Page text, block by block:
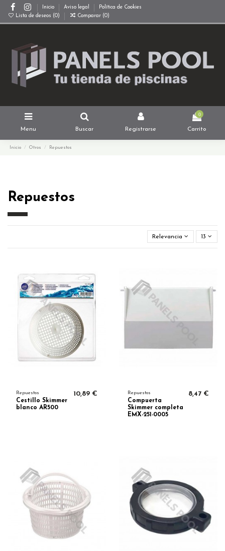
Inicio Aviso legal
Política de Cookies
Lista de deseos (0) Comparar (0)
Menu Buscar Registrarse
0
Carrito
Inicio Otros Repuestos
Repuestos
Relevancia 13
Repuestos
Cestillo Skimmer
blanco AR500
10,89 € Repuestos
Compuerta
Skimmer completa
EMX-251-0005
8,47 €